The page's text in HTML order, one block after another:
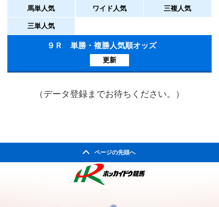
馬単人気 ワイド人気 三複人気
三単人気
９Ｒ 単勝・複勝人気順オッズ
更新
（データ登録までお待ちください。）
ページの先頭へ